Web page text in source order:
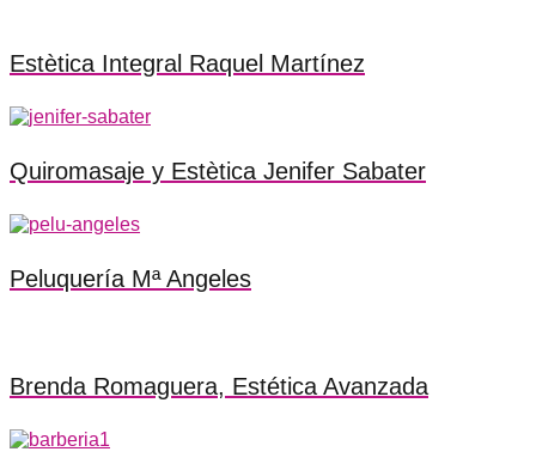
Estètica Integral Raquel Martínez
Quiromasaje y Estètica Jenifer Sabater
Peluquería Mª Angeles
Brenda Romaguera, Estética Avanzada